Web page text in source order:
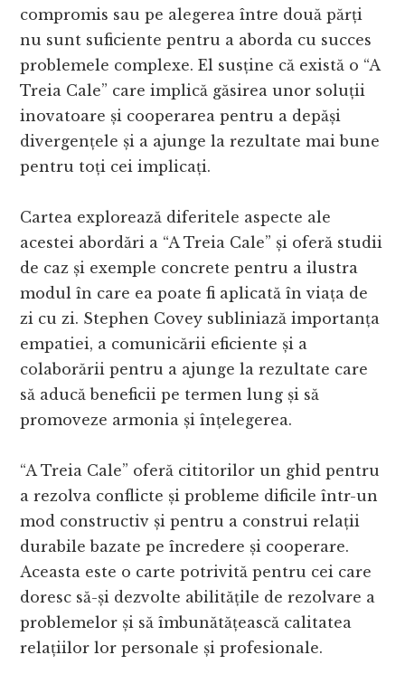
compromis sau pe alegerea între două părți
nu sunt suficiente pentru a aborda cu succes
problemele complexe. El susține că există o “A
Treia Cale” care implică găsirea unor soluții
inovatoare și cooperarea pentru a depăși
divergențele și a ajunge la rezultate mai bune
pentru toți cei implicați.
Cartea explorează diferitele aspecte ale
acestei abordări a “A Treia Cale” și oferă studii
de caz și exemple concrete pentru a ilustra
modul în care ea poate fi aplicată în viața de
zi cu zi. Stephen Covey subliniază importanța
empatiei, a comunicării eficiente și a
colaborării pentru a ajunge la rezultate care
să aducă beneficii pe termen lung și să
promoveze armonia și înțelegerea.
“A Treia Cale” oferă cititorilor un ghid pentru
a rezolva conflicte și probleme dificile într-un
mod constructiv și pentru a construi relații
durabile bazate pe încredere și cooperare.
Aceasta este o carte potrivită pentru cei care
doresc să-și dezvolte abilitățile de rezolvare a
problemelor și să îmbunătățească calitatea
relațiilor lor personale și profesionale.